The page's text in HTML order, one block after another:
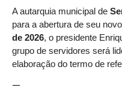
A autarquia municipal de
para a abertura de seu
de 2026, o presidente
grupo de servidores será
elaboração do termo de
—